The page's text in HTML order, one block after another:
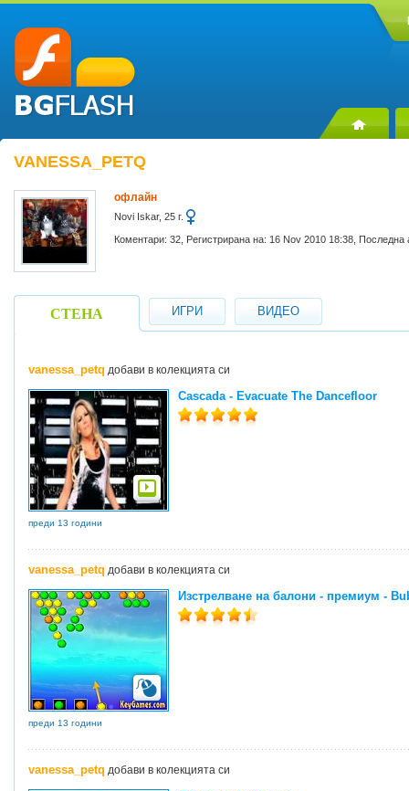
VANESSA_PETQ
офлайн
Novi Iskar, 25 г.
Коментари: 32, Регистрирана на: 16 Nov 2010 18:38, Последна
СТЕНА ИГРИ ВИДЕО
vanessa_petq добави в колекцията си
Cascada - Evacuate The Dancefloor
преди 13 години
vanessa_petq добави в колекцията си
Изстрелване на балони - премиум -
преди 13 години
vanessa_petq добави в колекцията си